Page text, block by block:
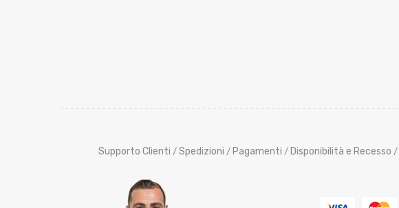
Supporto Clienti / Spedizioni / Pagamenti / Disponibilità e Recesso /